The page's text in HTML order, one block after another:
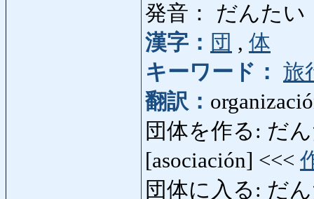
発音： だんたい
漢字： 団 , 体
キーワード： 旅
翻訳：
団体を作る: だ
[asociación] <<<
団体に入る: だ